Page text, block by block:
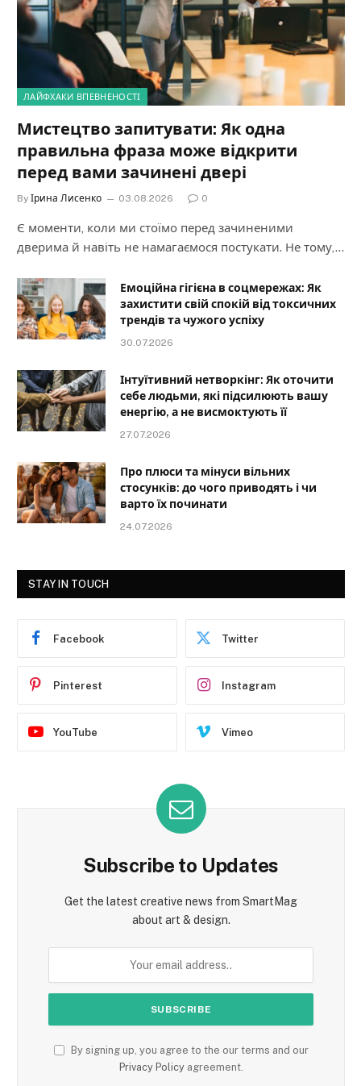
ЛАЙФХАКИ ВПЕВНЕНОСТІ
Мистецтво запитувати: Як одна
правильна фраза може відкрити
перед вами зачинені двері
By Ірина Лисенко 03.08.2026 0
Є моменти, коли ми стоїмо перед зачиненими
дверима й навіть не намагаємося постукати. Не тому,…
Емоційна гігієна в соцмережах: Як
захистити свій спокій від токсичних
трендів та чужого успіху
30.07.2026
Інтуїтивний нетворкінг: Як оточити
себе людьми, які підсилюють вашу
енергію, а не висмоктують її
27.07.2026
Про плюси та мінуси вільних
стосунків: до чого приводять і чи
варто їх починати
24.07.2026
STAY IN TOUCH
Facebook Twitter
Pinterest Instagram
YouTube Vimeo
Subscribe to Updates
Get the latest creative news from SmartMag
about art & design.
By signing up, you agree to the our terms and our
Privacy Policyagreement.